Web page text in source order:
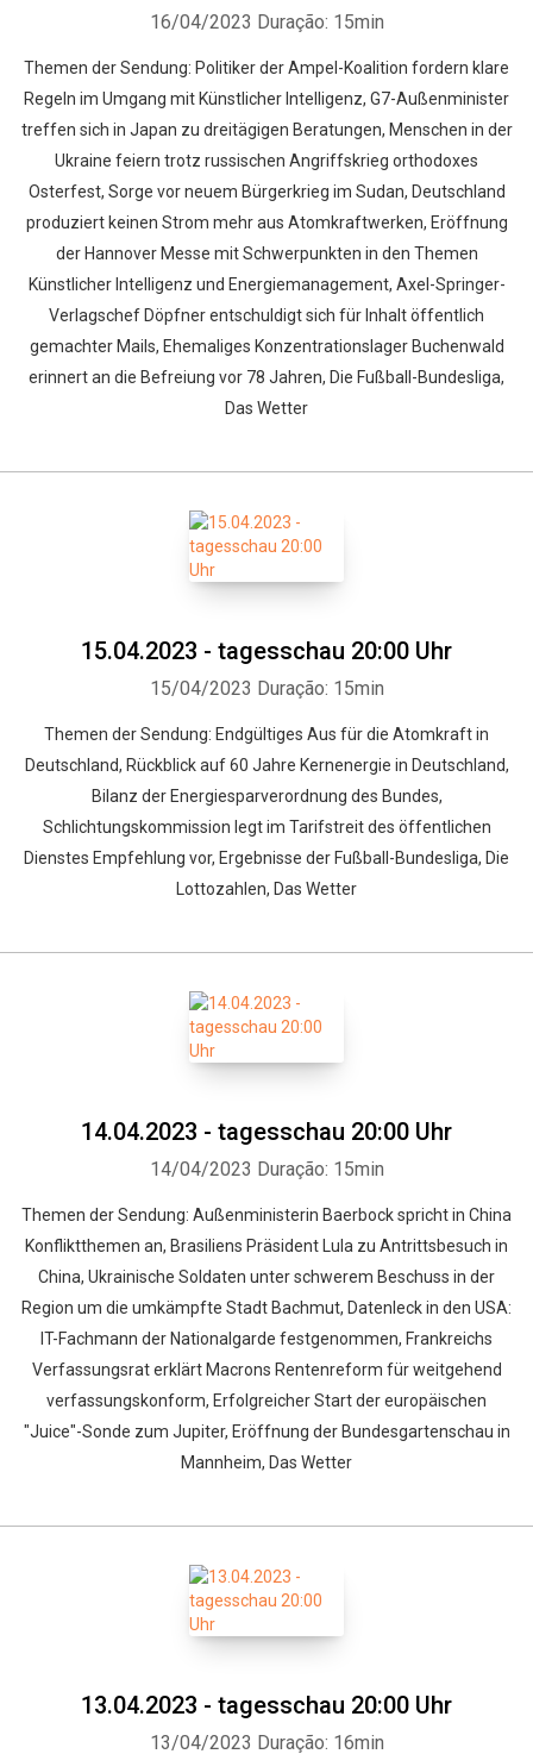
16/04/2023 Duração: 15min
Themen der Sendung: Politiker der Ampel-Koalition fordern klare
Regeln im Umgang mit Künstlicher Intelligenz, G7-Außenminister
treffen sich in Japan zu dreitägigen Beratungen, Menschen in der
Ukraine feiern trotz russischen Angriffskrieg orthodoxes
Osterfest, Sorge vor neuem Bürgerkrieg im Sudan, Deutschland
produziert keinen Strom mehr aus Atomkraftwerken, Eröffnung
der Hannover Messe mit Schwerpunkten in den Themen
Künstlicher Intelligenz und Energiemanagement, Axel-Springer-
Verlagschef Döpfner entschuldigt sich für Inhalt öffentlich
gemachter Mails, Ehemaliges Konzentrationslager Buchenwald
erinnert an die Befreiung vor 78 Jahren, Die Fußball-Bundesliga,
Das Wetter
15.04.2023 - tagesschau 20:00 Uhr
15/04/2023 Duração: 15min
Themen der Sendung: Endgültiges Aus für die Atomkraft in
Deutschland, Rückblick auf 60 Jahre Kernenergie in Deutschland,
Bilanz der Energiesparverordnung des Bundes,
Schlichtungskommission legt im Tarifstreit des öffentlichen
Dienstes Empfehlung vor, Ergebnisse der Fußball-Bundesliga, Die
Lottozahlen, Das Wetter
14.04.2023 - tagesschau 20:00 Uhr
14/04/2023 Duração: 15min
Themen der Sendung: Außenministerin Baerbock spricht in China
Konfliktthemen an, Brasiliens Präsident Lula zu Antrittsbesuch in
China, Ukrainische Soldaten unter schwerem Beschuss in der
Region um die umkämpfte Stadt Bachmut, Datenleck in den USA:
IT-Fachmann der Nationalgarde festgenommen, Frankreichs
Verfassungsrat erklärt Macrons Rentenreform für weitgehend
verfassungskonform, Erfolgreicher Start der europäischen
"Juice"-Sonde zum Jupiter, Eröffnung der Bundesgartenschau in
Mannheim, Das Wetter
13.04.2023 - tagesschau 20:00 Uhr
13/04/2023 Duração: 16min